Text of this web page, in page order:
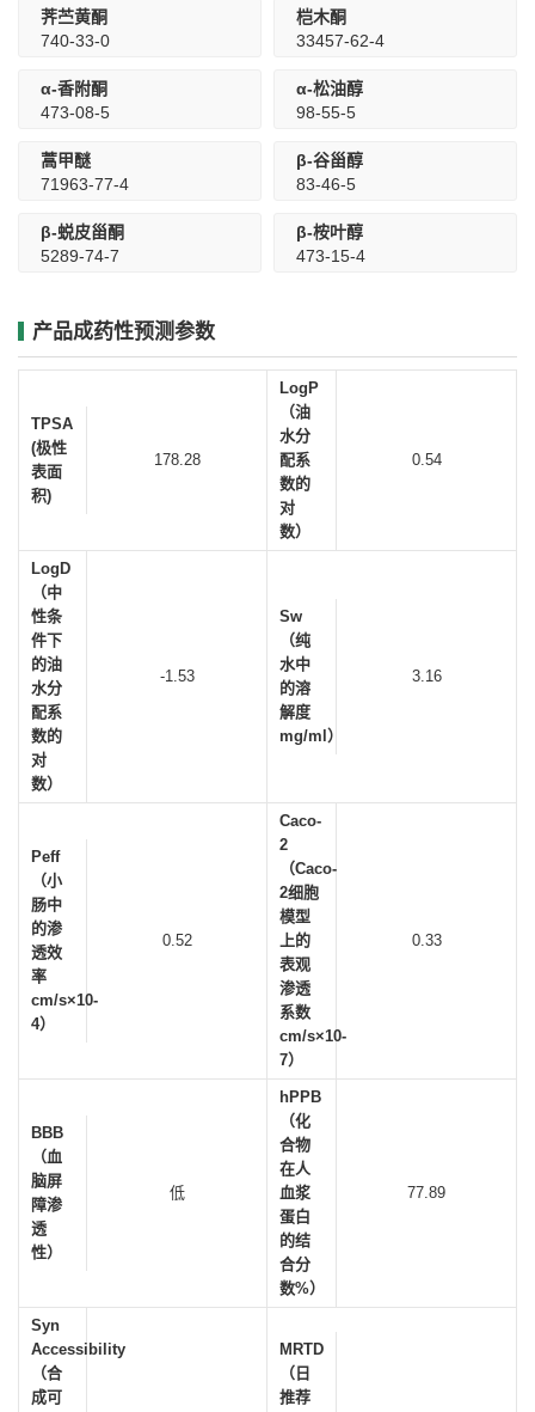
荠苎黄酮
740-33-0
桤木酮
33457-62-4
α-香附酮
473-08-5
α-松油醇
98-55-5
蒿甲醚
71963-77-4
β-谷甾醇
83-46-5
β-蜕皮甾酮
5289-74-7
β-桉叶醇
473-15-4
产品成药性预测参数
TPSA
(极性
表面
积)
178.28
LogP
（油
水分
配系
数的
对
数）
0.54
LogD
（中
性条
件下
的油
水分
配系
数的
对
数）
-1.53
Sw
（纯
水中
的溶
解度
mg/ml）
3.16
Peff
（小
肠中
的渗
透效
率
cm/s×10-
4）
0.52
Caco-
2
（Caco-
2细胞
模型
上的
表观
渗透
系数
cm/s×10-
7）
0.33
BBB
（血
脑屏
障渗
透
性）
低
hPPB
（化
合物
在人
血浆
蛋白
的结
合分
数%）
77.89
Syn
Accessibility
（合
成可
MRTD
（日
推荐